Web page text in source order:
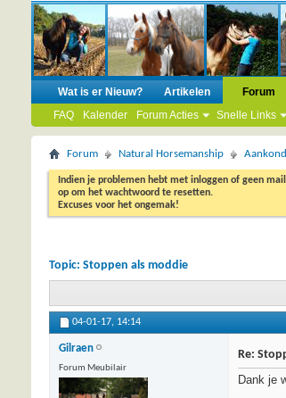
Wat is er Nieuw? Artikelen
Forum
FAQ
Kalender Forum Acties Snelle Links
Forum Natural Horsemanship
Indien je problemen hebt met inloggen of geen
op om het wachtwoord te resetten.
Excuses voor het ongemak!
Topic: Stoppen als moddie
04-01-17, 14:14
Gilraen
Forum Meubilair
Re:
Dank je